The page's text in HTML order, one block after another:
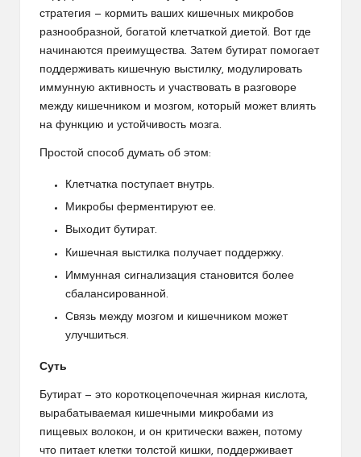
стратегия — кормить ваших кишечных микробов
разнообразной, богатой клетчаткой диетой. Вот где
начинаются преимущества. Затем бутират помогает
поддерживать кишечную выстилку, модулировать
иммунную активность и участвовать в разговоре
между кишечником и мозгом, который может влиять
на функцию и устойчивость мозга.
Простой способ думать об этом:
Клетчатка поступает внутрь.
Микробы ферментируют ее.
Выходит бутират.
Кишечная выстилка получает поддержку.
Иммунная сигнализация становится более
сбалансированной.
Связь между мозгом и кишечником может
улучшиться.
Суть
Бутират — это короткоцепочечная жирная кислота,
вырабатываемая кишечными микробами из
пищевых волокон, и он критически важен, потому
что питает клетки толстой кишки, поддерживает